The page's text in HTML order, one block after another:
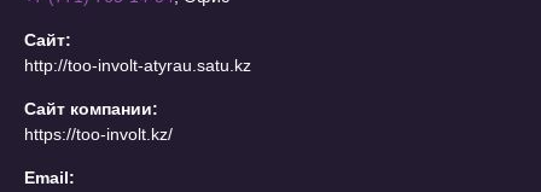
Сайт:
http://too-involt-atyrau.satu.kz
Сайт компании:
https://too-involt.kz/
Email: